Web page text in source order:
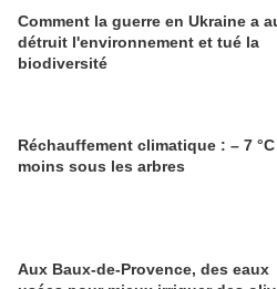
Comment la guerre en Ukraine a
détruit l'environnement et tué la
biodiversité
Réchauffement climatique : – 7
moins sous les arbres
Aux Baux-de-Provence, des eaux